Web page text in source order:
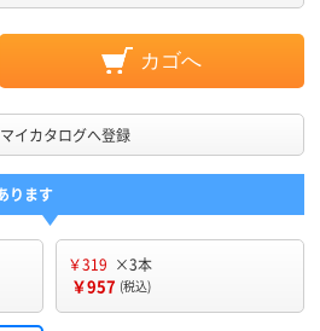
カゴへ
マイカタログへ登録
ります
￥319 ×3本
￥957 (税込)